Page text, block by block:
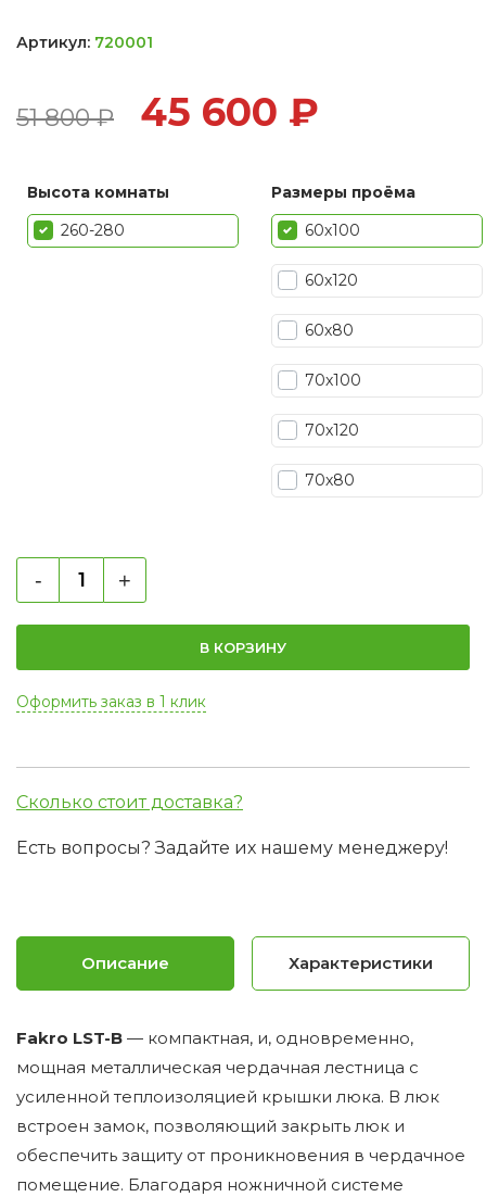
Артикул: 720001
51 800₽ 45 600 ₽
Высота комнаты
260-280
Размеры проёма
60х100
60х120
60х80
70х100
70х120
70х80
- +
В КОРЗИНУ
Оформить заказ в 1 клик
Сколько стоит доставка?
Есть вопросы? Задайте их нашему менеджеру!
Описание Характеристики
Fakro LST-B — компактная, и, одновременно,
мощная металлическая чердачная лестница с
усиленной теплоизоляцией крышки люка. В люк
встроен замок, позволяющий закрыть люк и
обеспечить защиту от проникновения в чердачное
помещение. Благодаря ножничной системе